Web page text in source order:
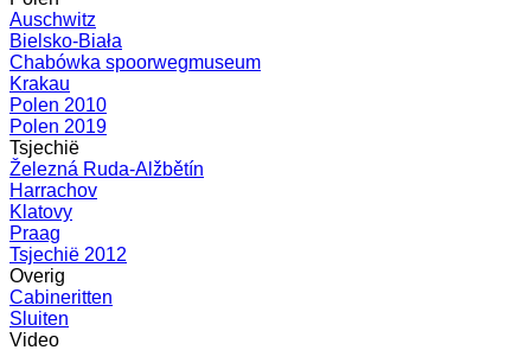
Auschwitz
Bielsko-Biała
Chabówka spoorwegmuseum
Krakau
Polen 2010
Polen 2019
Tsjechië
Železná Ruda-Alžbětín
Harrachov
Klatovy
Praag
Tsjechië 2012
Overig
Cabineritten
Sluiten
Video